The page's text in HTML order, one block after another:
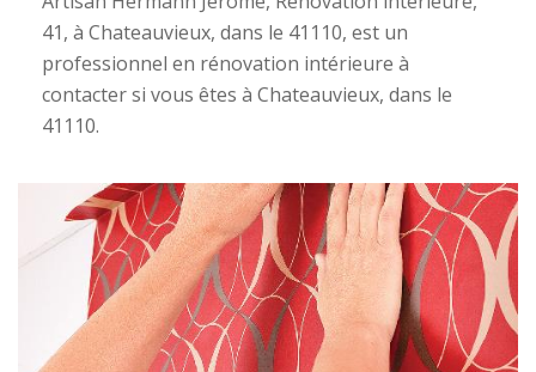
41, à Chateauvieux, dans le 41110, est un
professionnel en rénovation intérieure à
contacter si vous êtes à Chateauvieux, dans le
41110.